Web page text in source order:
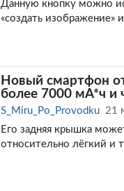
Данную кнопку можно
«создать изображение»
Новый смартфон
более 7000 мА*ч и
S_Miru_Po_Provodku 21
Его задняя крышка
относительно лëгкий и